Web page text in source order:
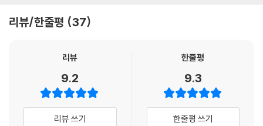
는다. 이방원은 정도전의 집을 사복시司僕寺 마굿간으로 바꿔버렸고, 신
그러나 이든 동이든 골목 안의 택지 구성은 기본적으로 같았다. 고관대작
이 사는 큰 집이 막다른 집이 되고 그 앞으로 난 골목길 좌우에 작은 집들이
닥지닥지 붙어 있는 꼴을 하고 있었다. 이들 사이에는 결코 가로지를 수 없
는 신분과 경제력의 차이가 있었을 터이지만 그래도 이웃이었다. 불이 나
살피는 데서 시작해, 서울에 대한 종합적인 해설과 비평을 시도한다. ‘똥
풍속을 생생하게 되살려내는가 하면, 청계천, 종로 거리, 덕수궁 분수대 같
수, 복덕방 같은 사라져버린 문화를 회고담처럼 들려주기도 한다. 이 풍성
한 이야기들의 바탕에는 소비문화의 중심을 이루는 현대 도시, 현실과 멀
어져 장식품으로 전락한 역사에 대한 진지한 성찰이 깔려 있다.
리뷰/한줄평 37
리뷰
9.2
리뷰 쓰기
한줄평
9.3
한줄평 쓰기